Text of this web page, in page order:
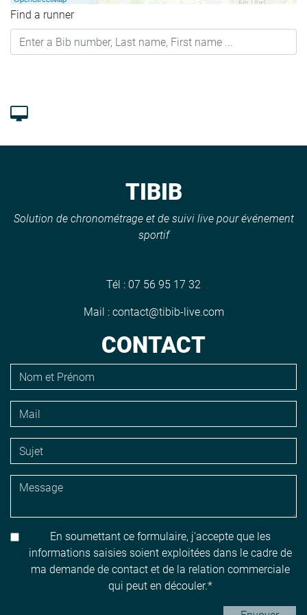
Find a runner
TIBIB
Solution de chronométrage et de suivi live pour événement
sportif
Tél : 07 56 95 17 32
Mail : contact@tibib-live.com
CONTACT
En soumettant ce formulaire, j'accepte que les
informations saisies soient exploitées dans le cadre de
ma demande de contact et de la relation commerciale
qui peut en découler.